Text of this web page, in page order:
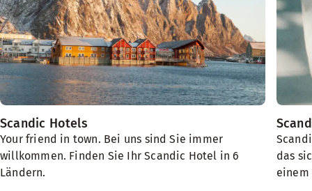
Scandic Hotels
Your friend in town. Bei uns sind Sie immer
willkommen. Finden Sie Ihr Scandic Hotel in 6
Ländern.
das
einem